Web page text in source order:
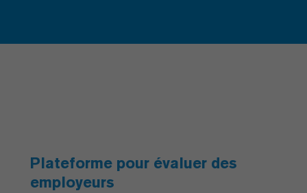
Plateforme pour évaluer des
employeurs